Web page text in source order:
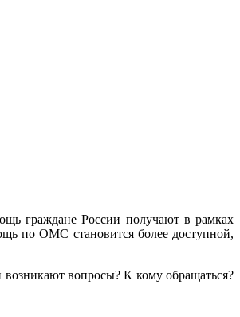
граждане России получают в рамках
по ОМС становится более доступной,
вопросы? К кому обращаться?